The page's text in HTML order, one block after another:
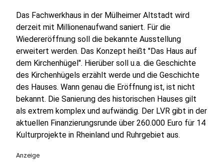
Das Fachwerkhaus in der Mülheimer Altstadt wird
derzeit mit Millionenaufwand saniert. Für die
Wiedereröffnung soll die bekannte Ausstellung
erweitert werden. Das Konzept heißt "Das Haus auf
dem Kirchenhügel". Hierüber soll u.a. die Geschichte
des Kirchenhügels erzählt werde und die Geschichte
des Hauses. Wann genau die Eröffnung ist, ist nicht
bekannt. Die Sanierung des historischen Hauses gilt
als extrem komplex und aufwändig. Der LVR gibt in der
aktuellen Finanzierungsrunde über 260.000 Euro für 14
Kulturprojekte in Rheinland und Ruhrgebiet aus.
Anzeige